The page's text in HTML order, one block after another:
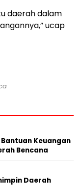
daerah dalam
ucap
Keuangan
Bencana
Daerah